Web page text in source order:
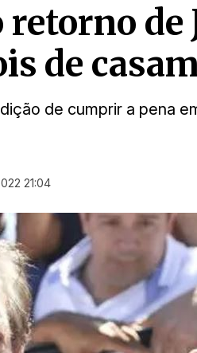
de
de
de cumprir a pena
21:04